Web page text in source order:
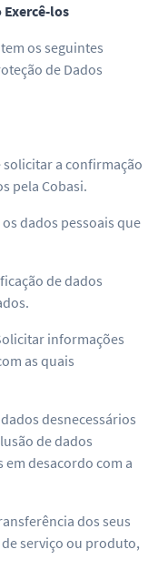
Exercê-los
os seguintes
de Dados
a confirmação
pela Cobasi.
dados pessoais que
de dados
informações
as quais
desnecessários
de dados
em desacordo com a
dos seus
serviço ou produto,